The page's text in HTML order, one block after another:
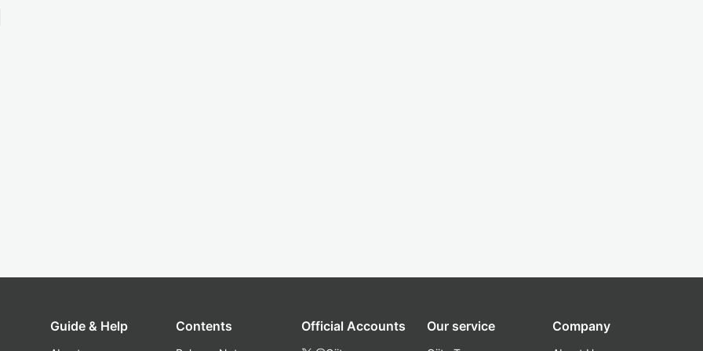
Guide & Help Contents Official Accounts Our service Company